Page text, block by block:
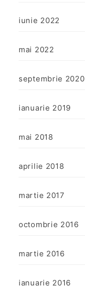
iunie 2022
mai 2022
septembrie 2020
ianuarie 2019
mai 2018
aprilie 2018
martie 2017
octombrie 2016
martie 2016
ianuarie 2016